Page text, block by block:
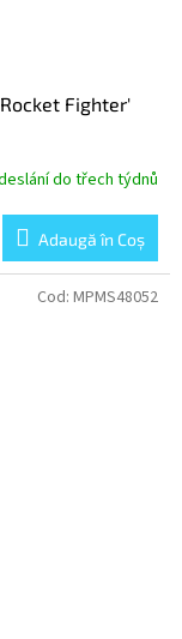
Fighter'
do třech týdnů
Adaugă în Coş
Cod: MPMS48052